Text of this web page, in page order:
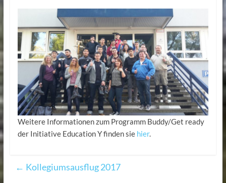
Weitere Informationen zum Programm Buddy/Get ready
der Initiative Education Y finden sie hier.
← Kollegiumsausflug 2017